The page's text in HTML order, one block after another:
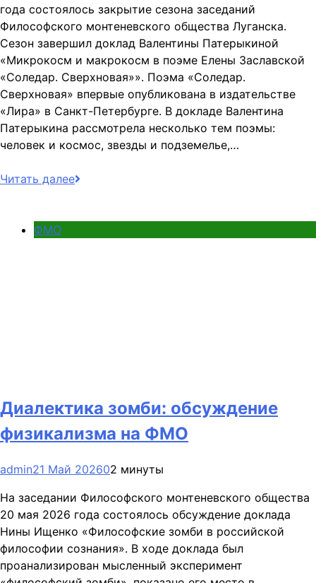
года состоялось закрытие сезона заседаний
Философского монтеневского общества Луганска.
Сезон завершил доклад Валентины Патерыкиной
«Микрокосм и макрокосм в поэме Елены Заславской
«Соледар. Сверхновая»». Поэма «Соледар.
Сверхновая» впервые опубликована в издательстве
«Лира» в Санкт-Петербурге. В докладе Валентина
Патерыкина рассмотрела несколько тем поэмы:
человек и космос, звезды и подземелье,…
Читать далее
ФМО
Диалектика зомби: обсуждение
физикализма на ФМО
admin21 Май 202602 минуты
На заседании Философского монтеневского общества
20 мая 2026 года состоялось обсуждение доклада
Нины Ищенко «Философские зомби в российской
философии сознания». В ходе доклада был
проанализирован мысленный эксперимент